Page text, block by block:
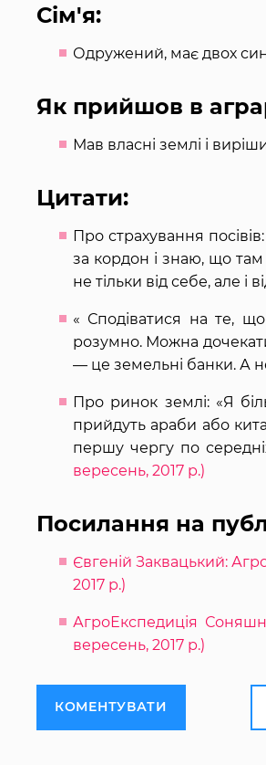
Сім'я:
Одружений, має двох
Як прийшов в
Мав власні землі і
Цитати:
Про страхування
за кордон і знаю, що
не тільки від себе, але
« Сподіватися на те,
розумно. Можна
— це земельні банки. А
Про ринок землі: «Я
прийдуть араби або
першу чергу по
вересень, 2017 р.)
Посилання на
Євгеній Заквацький:
2017 р.)
АгроЕкспедиція
вересень, 2017 р.)
КОМЕНТУВАТИ